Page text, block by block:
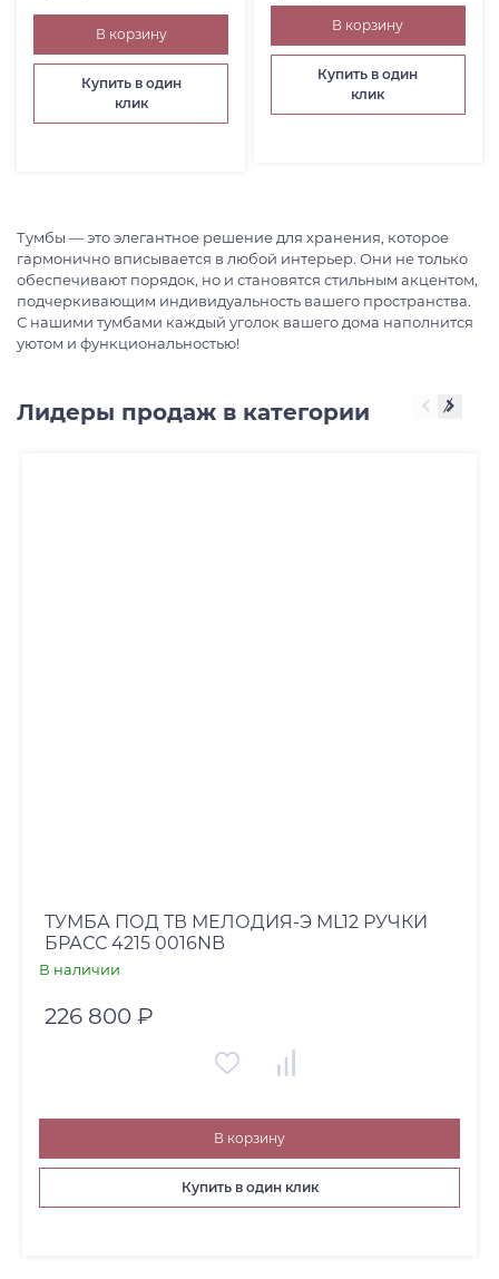
В корзину
Купить в один
клик
В корзину
Купить в один
клик
Тумбы — это элегантное решение для хранения, которое
гармонично вписывается в любой интерьер. Они не только
обеспечивают порядок, но и становятся стильным акцентом,
подчеркивающим индивидуальность вашего пространства.
С нашими тумбами каждый уголок вашего дома наполнится
уютом и функциональностью!
Лидеры продаж в категории
ТУМБА ПОД ТВ МЕЛОДИЯ-Э ML12 РУЧКИ
БРАСС 4215 0016NB
В наличии
226 800 ₽
В корзину
Купить в один клик